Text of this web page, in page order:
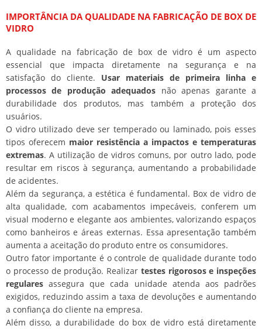
IMPORTÂNCIA DA QUALIDADE NA FABRICAÇÃO DE BOX DE
VIDRO
A qualidade na fabricação de box de vidro é um aspecto
essencial que impacta diretamente na segurança e na
satisfação do cliente. Usar materiais de primeira linha e
processos de produção adequados não apenas garante a
durabilidade dos produtos, mas também a proteção dos
usuários.
O vidro utilizado deve ser temperado ou laminado, pois esses
tipos oferecem maior resistência a impactos e temperaturas
extremas. A utilização de vidros comuns, por outro lado, pode
resultar em riscos à segurança, aumentando a probabilidade
de acidentes.
Além da segurança, a estética é fundamental. Box de vidro de
alta qualidade, com acabamentos impecáveis, conferem um
visual moderno e elegante aos ambientes, valorizando espaços
como banheiros e áreas externas. Essa apresentação também
aumenta a aceitação do produto entre os consumidores.
Outro fator importante é o controle de qualidade durante todo
o processo de produção. Realizar testes rigorosos e inspeções
regulares assegura que cada unidade atenda aos padrões
exigidos, reduzindo assim a taxa de devoluções e aumentando
a confiança do cliente na empresa.
Além disso, a durabilidade do box de vidro está diretamente